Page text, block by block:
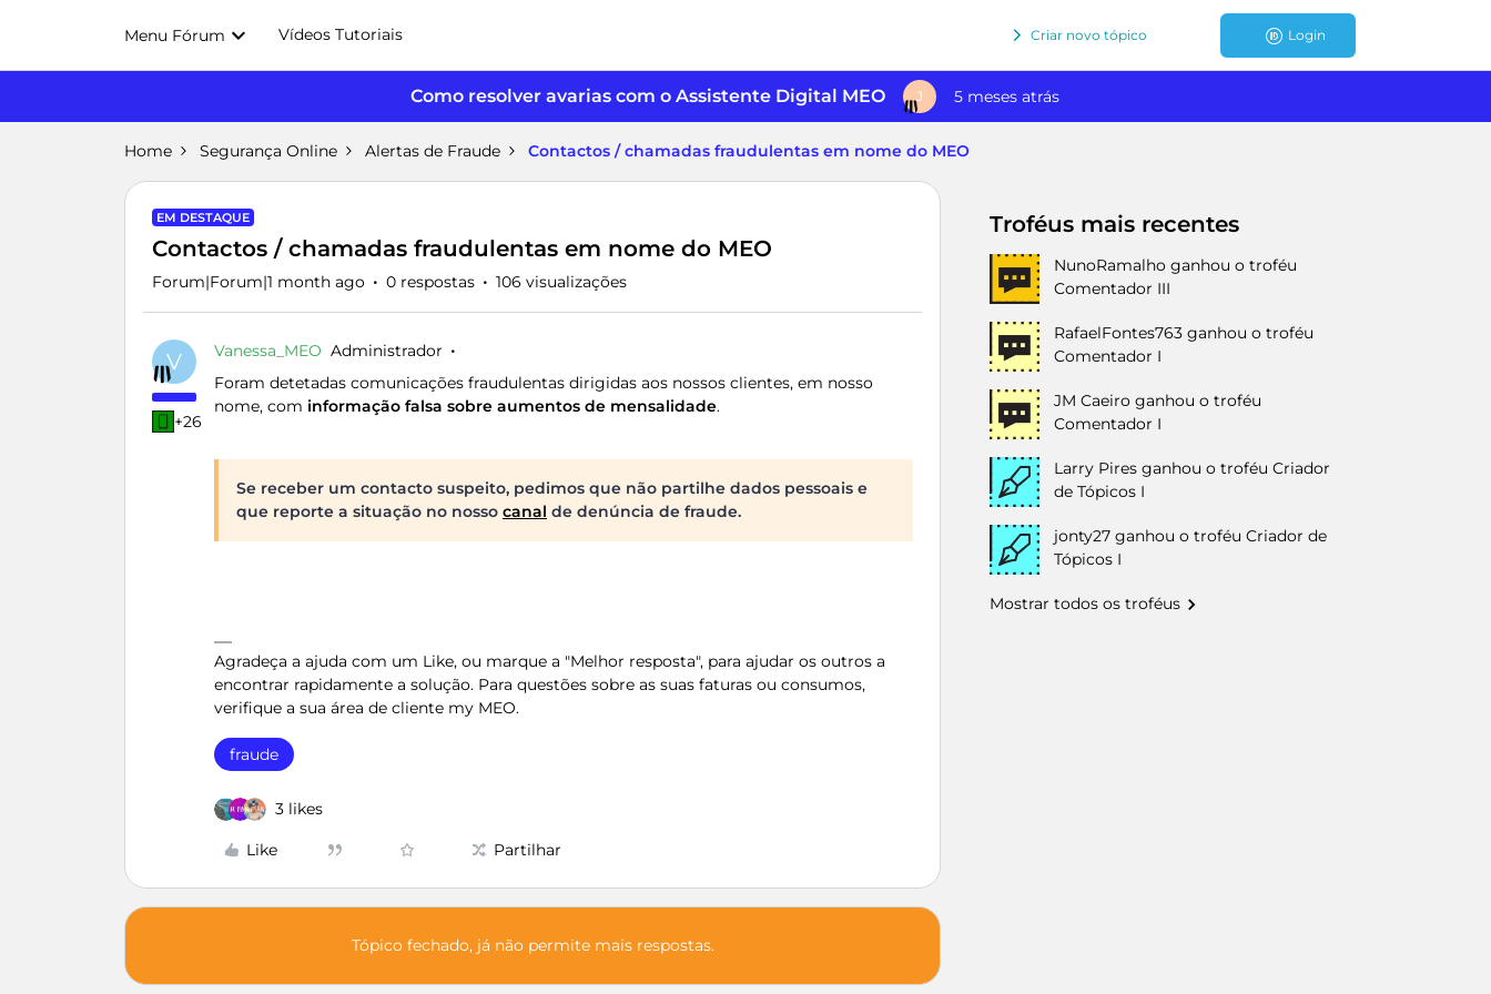
Menu Fórum Vídeos Tutoriais Criar novo tópico Login
Como resolver avarias com o Assistente Digital MEO J 5 meses atrás
Home Segurança Online Alertas de Fraude Contactos / chamadas fraudulentas em nome do MEO
EM DESTAQUE
Contactos / chamadas fraudulentas em nome do MEO
Forum|Forum|1 month ago 0 respostas 106 visualizações
V
+26
Vanessa_MEO Administrador
Foram detetadas comunicações fraudulentas dirigidas aos nossos clientes, em nosso
nome, com informação falsa sobre aumentos de mensalidade.
Se receber um contacto suspeito, pedimos que não partilhe dados pessoais e
que reporte a situação no nosso canal de denúncia de fraude.
Agradeça a ajuda com um Like, ou marque a "Melhor resposta", para ajudar os outros a
encontrar rapidamente a solução. Para questões sobre as suas faturas ou consumos,
verifique a sua área de cliente my MEO.
fraude
3 likes
Like Partilhar
Tópico fechado, já não permite mais respostas.
Troféus mais recentes
NunoRamalho ganhou o troféu
Comentador III
RafaelFontes763 ganhou o troféu
Comentador I
JM Caeiro ganhou o troféu
Comentador I
Larry Pires ganhou o troféu Criador
de Tópicos I
jonty27 ganhou o troféu Criador de
Tópicos I
Mostrar todos os troféus